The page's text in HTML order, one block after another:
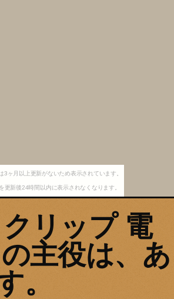
3ヶ月以上更新がないため表示されています。
更新後24時間以内に表示されなくなります。
リップ 電
主役は、あ
。